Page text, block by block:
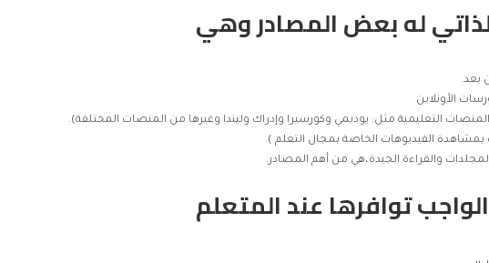
له بعض المصادر وهي
بعد.
الأونلاين
التعليمية مثل: يوديمي وكورسيرا وإدراك وليندا وغيرها من المنصات المختلفة).
الفيديوهات الخاصة بمجال التعلم ).
والقراءة الجيدة،هي من أهم المصادر.
توافرها عند المتعلم